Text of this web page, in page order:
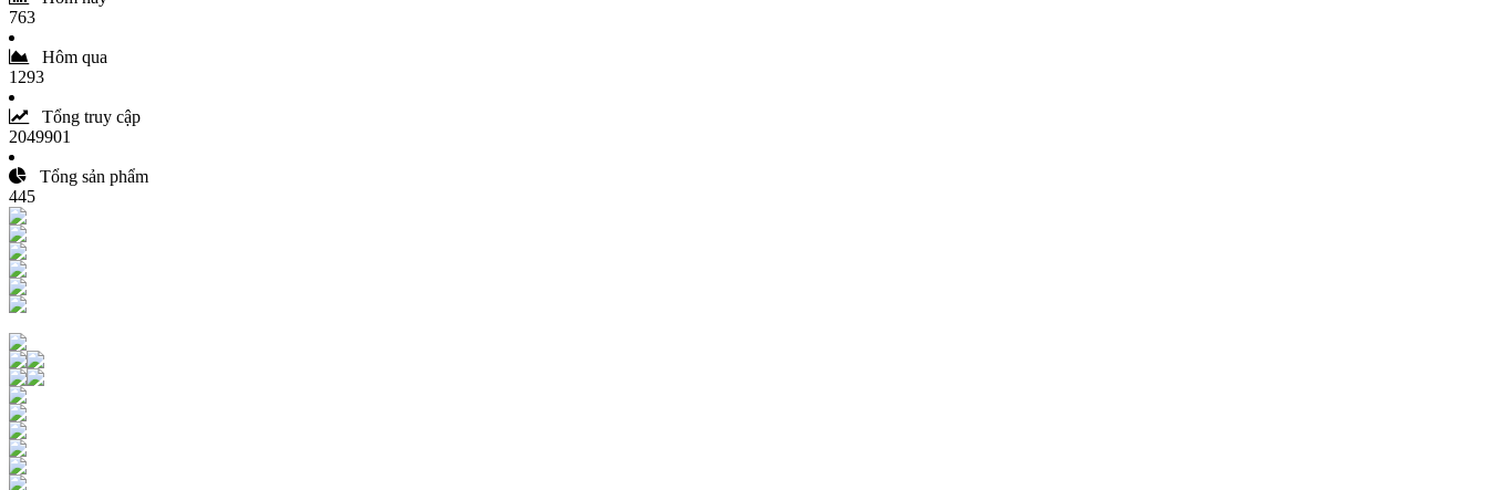
763
Hôm qua
1293
Tổng truy cập
2049901
Tổng sản phẩm
445